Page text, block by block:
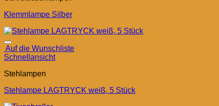
Klemmlampe Silber
Auf die Wunschliste
Schnellansicht
Stehlampen
Stehlampe LAGTRYCK weiß, 5 Stück